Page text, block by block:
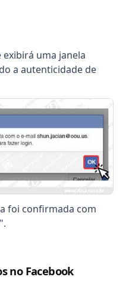
uma janela
a autenticidade de
foi confirmada com
no Facebook